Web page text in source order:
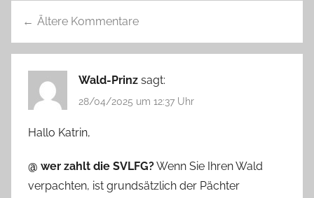
Kommentarnavigation
Ältere Kommentare
Wald-Prinz sagt:
28/04/2025 um 12:37 Uhr
Hallo Katrin,
@ wer zahlt die SVLFG?Wenn Sie Ihren Wald
verpachten, ist grundsätzlich der Pächter